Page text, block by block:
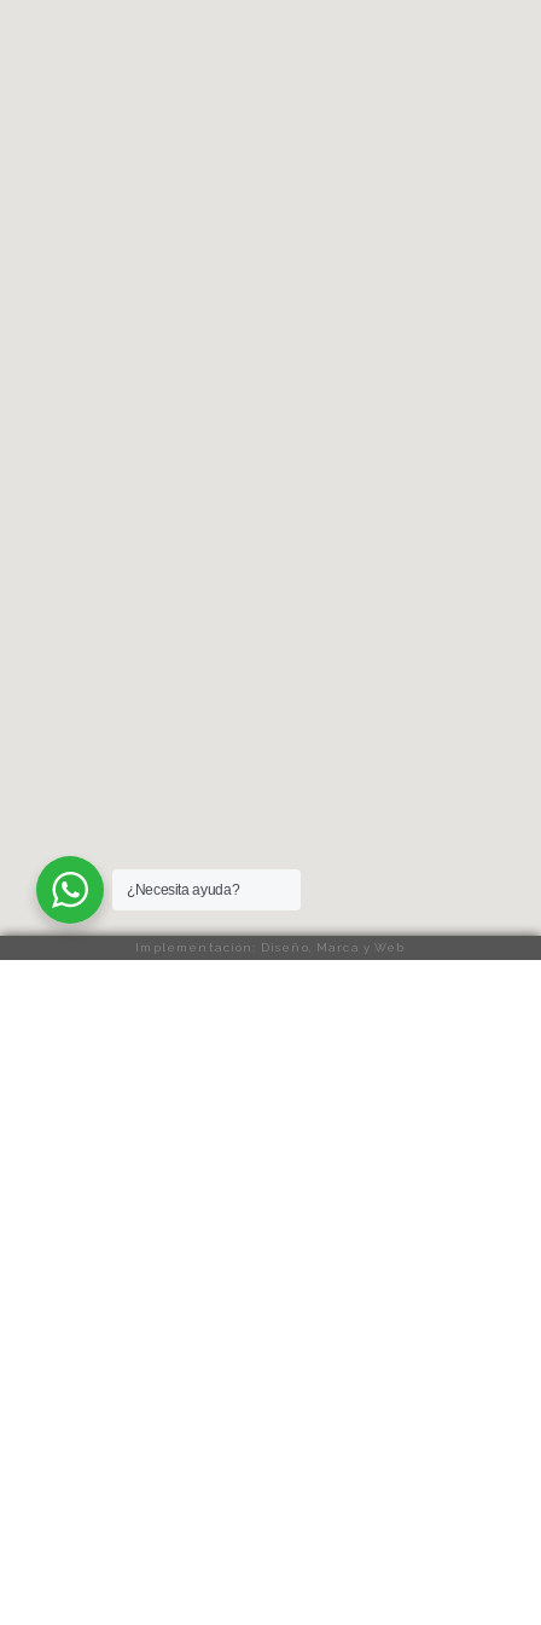
¿Necesita ayuda?
Implementación: Diseño, Marca y Web